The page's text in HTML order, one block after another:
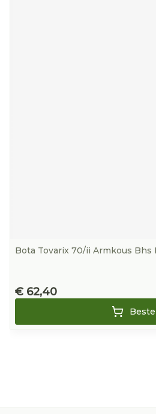
Bota Tovarix 70/ii Armkous Bhs
€ 62,40